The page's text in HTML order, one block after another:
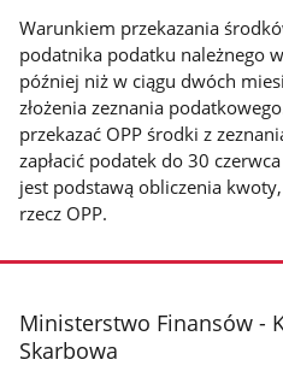
Warunkiem przekazania
podatnika podatku należnego
później niż w ciągu dwóch
złożenia zeznania
przekazać OPP środki z
zapłacić podatek do 30
jest podstawą obliczenia
rzecz OPP.
stopka
Ministerstwo Finansów -
Skarbowa